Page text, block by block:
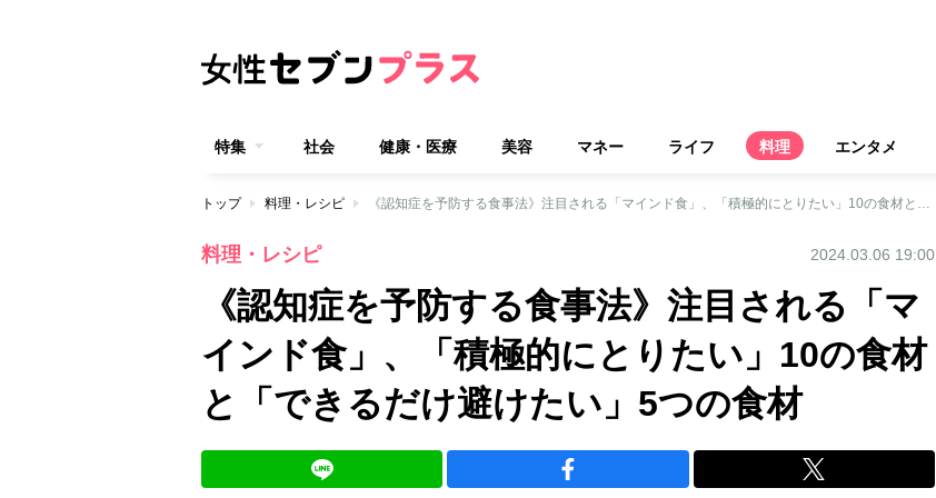
特集 社会 健康・医療 美容 マネー ライフ 料理 エンタメ
トップ 料理・レシピ 《認知症を予防する食事法》注目される「マインド食」、「積極的にとりたい」10の食材と「できるだけ避けたい」5つの食材
料理・レシピ 2024.03.06 19:00
《認知症を予防する食事法》注目される「マ
インド食」、「積極的にとりたい」10の食材
と「できるだけ避けたい」5つの食材